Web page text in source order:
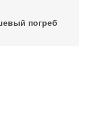
погреб